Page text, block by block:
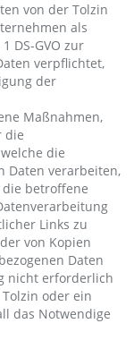
von der Tolzin
als
DS-GVO zur
verpflichtet,
der
Maßnahmen,
die
die
Daten verarbeiten,
betroffene
Links zu
von Kopien
Daten
nicht erforderlich
oder ein
das Notwendige